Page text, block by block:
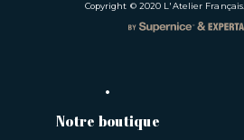
Copyright © 2020 L'Atelier Français
Notre boutique